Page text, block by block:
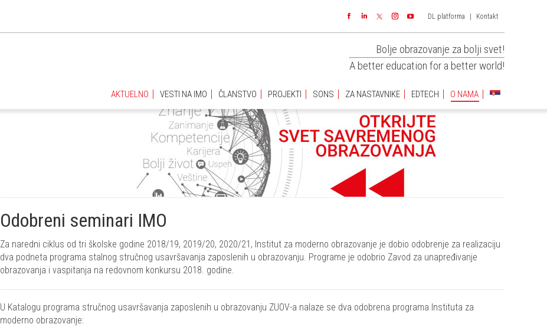
FacebookLinkedin Instagram
DL platforma Kontakt
Bolje obrazovanje za bolji svet!
A better education for a better world!
AKTUELNO VESTI NA IMO ČLANSTVO PROJEKTI SONS ZA NASTAVNIKE EDTECH O NAMA
Odobreni seminari IMO
Za naredni ciklus od tri školske godine 2018/19, 2019/20, 2020/21, Institut za moderno obrazovanje je dobio odobrenje za realizaciju
dva podneta programa stalnog stručnog usavršavanja zaposlenih u obrazovanju. Programe je odobrio Zavod za unapređivanje
obrazovanja i vaspitanja na redovnom konkursu 2018. godine.
U Katalogu programa stručnog usavršavanja zaposlenih u obrazovanju ZUOV-a nalaze se dva odobrena programa Instituta za
moderno obrazovanje:
ZA NASTAVNIKE EDTECH O NAMA